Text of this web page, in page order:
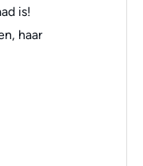
is!
haar